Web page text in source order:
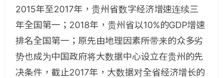
2015年至2017年，贵州省数字经济增速连续三
年全国第一；2018年，贵州省以10%的GDP增速
排名全国第一；原先由地理因素所带来的众多劣
势也成为中国政府将大数据中心设立在贵州的先
决条件，截止2017年，大数据对全省经济增长的